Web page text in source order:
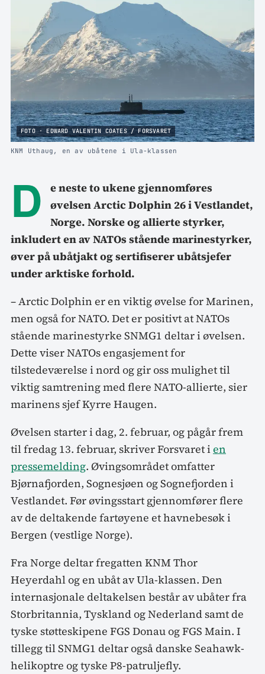
FOTO · EDWARD VALENTIN COATES / FORSVARET
KNM Uthaug, en av ubåtene i Ula-klassen
D
e neste to ukene gjennomføres
øvelsen Arctic Dolphin 26 i Vestlandet,
Norge. Norske og allierte styrker,
inkludert en av NATOs stående marinestyrker,
øver på ubåtjakt og sertifiserer ubåtsjefer
under arktiske forhold.
– Arctic Dolphin er en viktig øvelse for Marinen,
men også for NATO. Det er positivt at NATOs
stående marinestyrke SNMG1 deltar i øvelsen.
Dette viser NATOs engasjement for
tilstedeværelse i nord og gir oss mulighet til
viktig samtrening med flere NATO-allierte, sier
marinens sjef Kyrre Haugen.
Øvelsen starter i dag, 2. februar, og pågår frem
til fredag 13. februar, skriver Forsvaret ien
pressemelding. Øvingsområdet omfatter
Bjørnafjorden, Sognesjøen og Sognefjorden i
Vestlandet. Før øvingsstart gjennomfører flere
av de deltakende fartøyene et havnebesøk i
Bergen (vestlige Norge).
Fra Norge deltar fregatten KNM Thor
Heyerdahl og en ubåt av Ula-klassen. Den
internasjonale deltakelsen består av ubåter fra
Storbritannia, Tyskland og Nederland samt de
tyske støtteskipene FGS Donau og FGS Main. I
tillegg til SNMG1 deltar også danske Seahawk-
helikoptre og tyske P8-patruljefly.